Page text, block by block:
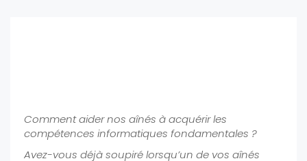
Comment aider nos aînés à acquérir les
compétences informatiques fondamentales ?
Avez-vous déjà soupiré lorsqu’un de vos aînés